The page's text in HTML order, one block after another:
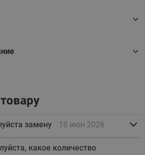
замену 18 июн 2026
какое количество